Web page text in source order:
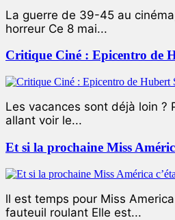
La guerre de 39-45 au
horreur Ce 8 mai...
Critique Ciné : Epicentro de
Les vacances sont déjà loin ?
allant voir le...
Et si la prochaine Miss
ll est temps pour Miss
fauteuil roulant Elle est...